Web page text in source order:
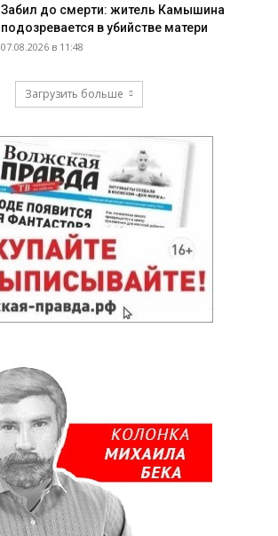
Забил до смерти: житель Камышина
подозревается в убийстве матери
07.08.2026 в 11:48
Загрузить больше